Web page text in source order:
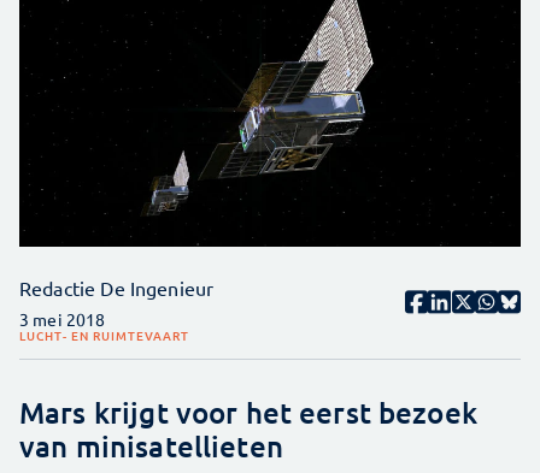
Redactie De Ingenieur
3 mei 2018
LUCHT- EN RUIMTEVAART
Mars krijgt voor het eerst bezoek
van minisatellieten